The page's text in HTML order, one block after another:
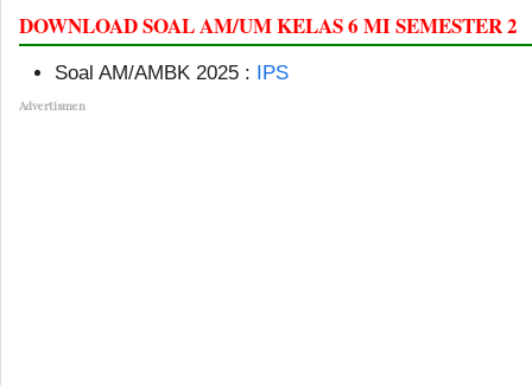
DOWNLOAD SOAL AM/UM KELAS 6 MI SEMESTER 2
Soal AM/AMBK 2025 : IPS
Advertismen